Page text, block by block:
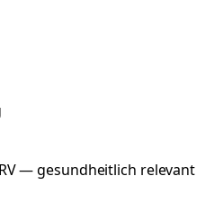
— gesundheitlich relevant